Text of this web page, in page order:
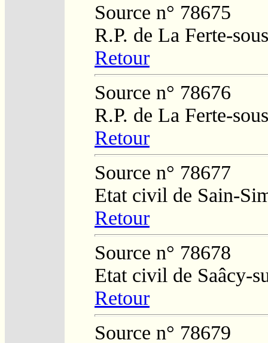
Source n° 78675
R.P. de La Ferte-
Retour
Source n° 78676
R.P. de La Ferte-
Retour
Source n° 78677
Etat civil de Sain-
Retour
Source n° 78678
Etat civil de Saâcy-
Retour
Source n° 78679